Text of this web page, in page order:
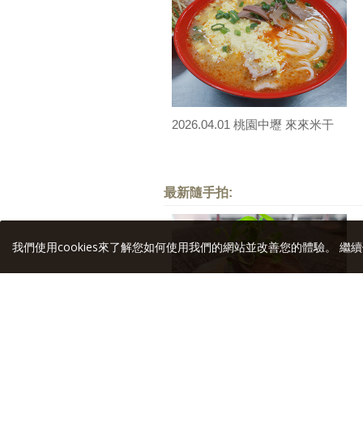
2026.04.01 桃園中壢 來來米干
最新隨手拍:
我們使用cookies來了解您如何使用我們的網站並改善您的體驗。 繼